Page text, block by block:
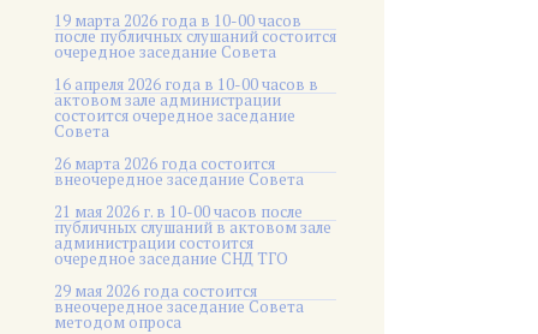
19 марта 2026 года в 10-00 часов
после публичных слушаний состоится
очередное заседание Совета
16 апреля 2026 года в 10-00 часов в
актовом зале администрации
состоится очередное заседание
Совета
26 марта 2026 года состоится
внеочередное заседание Совета
21 мая 2026 г. в 10-00 часов после
публичных слушаний в актовом зале
администрации состоится
очередное заседание СНД ТГО
29 мая 2026 года состоится
внеочередное заседание Совета
методом опроса